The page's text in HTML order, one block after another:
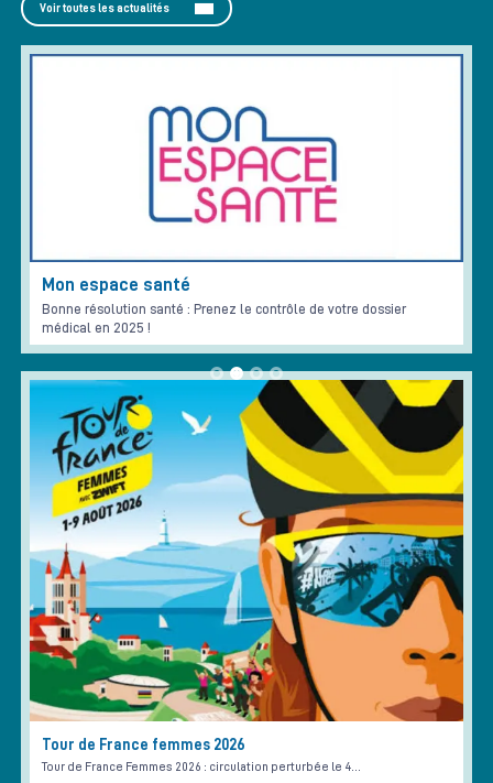
Voir toutes les actualités
Mon espace santé
Bonne résolution santé : Prenez le contrôle de votre dossier
médical en 2025 !
Tour de France femmes 2026
Tour de France Femmes 2026 : circulation perturbée le 4…